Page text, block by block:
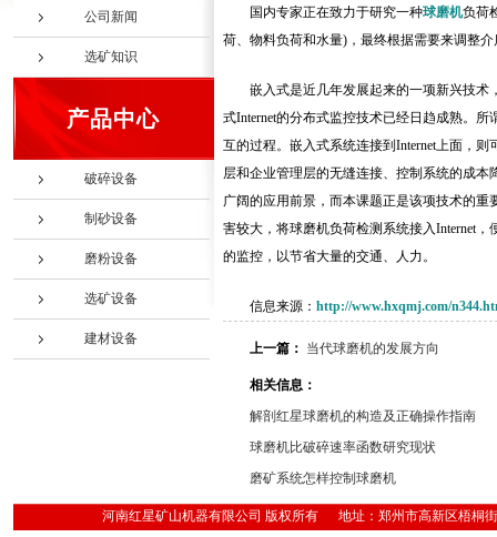
公司新闻
选矿知识
产品中心
破碎设备
制砂设备
磨粉设备
选矿设备
建材设备
国内专家正在致力于研究一种球磨机负荷
荷、物料负荷和水量)，最终根据需要来调整
嵌入式是近几年发展起来的一项新兴技术
式Internet的分布式监控技术已经日趋成熟。
互的过程。嵌入式系统连接到Internet上面，
层和企业管理层的无缝连接、控制系统的成本
广阔的应用前景，而本课题正是该项技术的
害较大，将球磨机负荷检测系统接入Internet
的监控，以节省大量的交通、人力。
信息来源： http://www.hxqmj.com/
上一篇： 当代球磨机的发展方向
相关信息：
解剖红星球磨机的构造及正确操作指南
球磨机比破碎速率函数研究现状
磨矿系统怎样控制球磨机
河南红星矿山机器有限公司 版权所有 地址：郑州市高新区梧桐